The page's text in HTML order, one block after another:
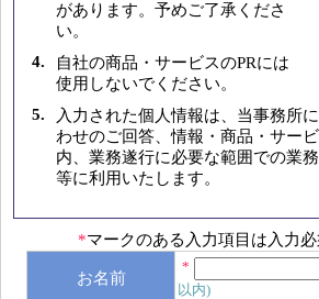
があります。予めご了承くださ
い。
4.
自社の商品・サービスのPRには
使用しないでください。
5.
入力された個人情報は、当事務所
わせのご回答、情報・商品・サー
内、業務遂行に必要な範囲での業
等に利用いたします。
*マークのある入力項目は入力必
お名前
*
以内)